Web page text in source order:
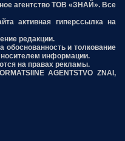
агентство ТОВ «ЗНАЙ». Все
активная гиперссылка на
редакции.
обоснованность и толкование
информации.
на правах рекламы.
AGENTSTVO ZNAI,